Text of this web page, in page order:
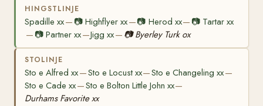
HINGSTLINJE
Spadille xx— 📷Highflyer xx—📷 Herod xx— 📷 Tartar xx
— 📷Partner xx—Jigg xx— 📷 Byerley Turk ox
STOLINJE
Sto e Alfred xx—Sto e Locust xx—Sto e Changeling xx—
Sto e Cade xx—Sto e Bolton Little John xx—
Durhams Favorite xx